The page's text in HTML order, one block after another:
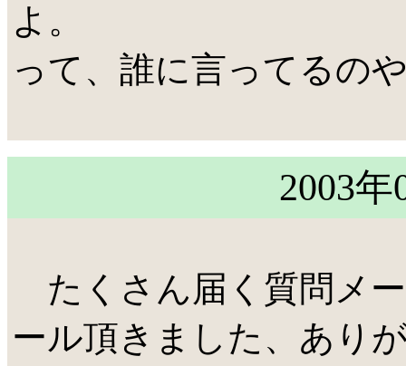
よ。
って、誰に言ってるの
2003
たくさん届く質問メ
ール頂きました、あり